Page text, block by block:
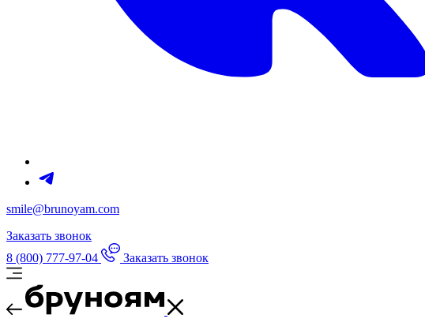
smile@brunoyam.com
Заказать звонок
8 (800) 777-97-04
Заказать звонок